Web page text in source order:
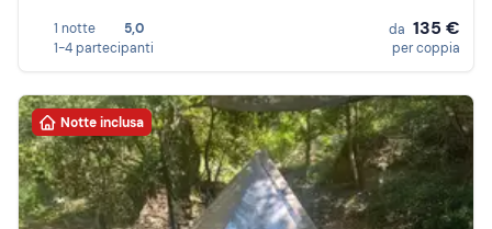
1 notte
5,0
1-4 partecipanti
da 135 €
per coppia
Notte inclusa